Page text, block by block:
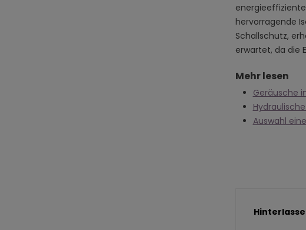
hervorragende
Schallschutz,
erwartet, da die
Mehr lesen
Geräusche
Auswahl